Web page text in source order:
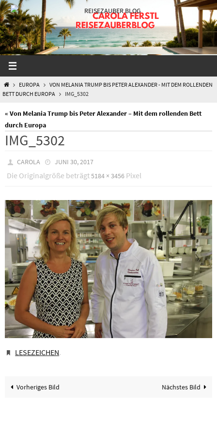
Zum
Inhalt
springen
STARTEUROPA
VON MELANIA TRUMP BIS PETER ALEXANDER - MIT DEM ROLLENDEN
BETT DURCH EUROPA
IMG_5302
« Von Melania Trump bis Peter Alexander – Mit dem rollenden Bett
durch Europa
IMG_5302
CAROLA JUNI 30, 2017
Die Originalgröße beträgt5184 × 3456 Pixel
LESEZEICHEN.
Vorheriges Bild Nächstes Bild